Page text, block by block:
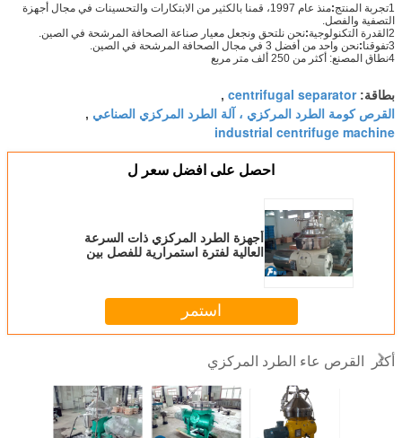
1تجربة المنتج
:
منذ عام 1997، قمنا بالكثير من الابتكارات والتحسينات في مجال أجهزة
التصفية والفصل.
2القدرة التكنولوجية
:نحن نلتحق ونجعل معيار صناعة الصحافة المرشحة في الصين.
3تفوقنا
:نحن واحد من أفضل 3 في مجال الصحافة المرشحة في الصين.
4نطاق المصنع: أكثر من 250 ألف متر مربع
بطاقة:centrifugal separator
,
القرص كومة الطرد المركزي ، آلة الطرد المركزي الصناعي ,
industrial centrifuge machine
احصل على افضل سعر ل
أجهزة الطرد المركزي ذات السرعة
العالية لفترة استمرارية للفصل بين
استمر
أكثر القرص عاء الطرد المركزي